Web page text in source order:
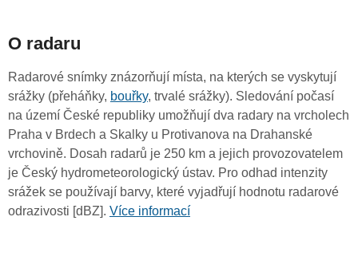
O radaru
Radarové snímky znázorňují místa, na kterých se vyskytují
srážky (přeháňky, bouřky, trvalé srážky). Sledování počasí
na území České republiky umožňují dva radary na vrcholech
Praha v Brdech a Skalky u Protivanova na Drahanské
vrchovině. Dosah radarů je 250 km a jejich provozovatelem
je Český hydrometeorologický ústav. Pro odhad intenzity
srážek se používají barvy, které vyjadřují hodnotu radarové
odrazivosti [dBZ]. Více informací